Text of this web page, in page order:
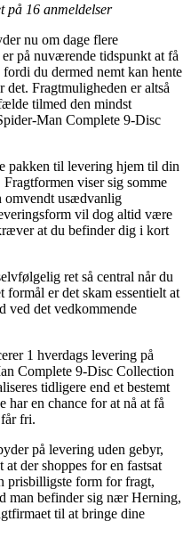
på 16 anmeldelser
nu om dage flere
på nuværende tidspunkt at få
du dermed nemt kan hente
Fragtmuligheden er altså
tilmed den mindst
Man Complete 9-Disc
pakken til levering hjem til din
viser sig somme
omvendt usædvanlig
vil dog altid være
at du befinder dig i kort
ret så central når du
formål er det skam essentielt at
ved det vedkommende
1 hverdags levering på
Complete 9-Disc Collection
tidligere end et bestemt
har en chance for at nå at få
fri.
på levering uden gebyr,
der shoppes for en fastsat
prisbilligste form for fragt,
man befinder sig nær Herning,
til at bringe dine